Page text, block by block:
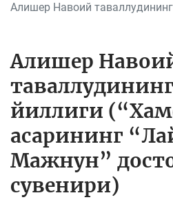
Алишер Навоий
Алишер
йиллиги
асарининг
Мажнун”
сувенири)